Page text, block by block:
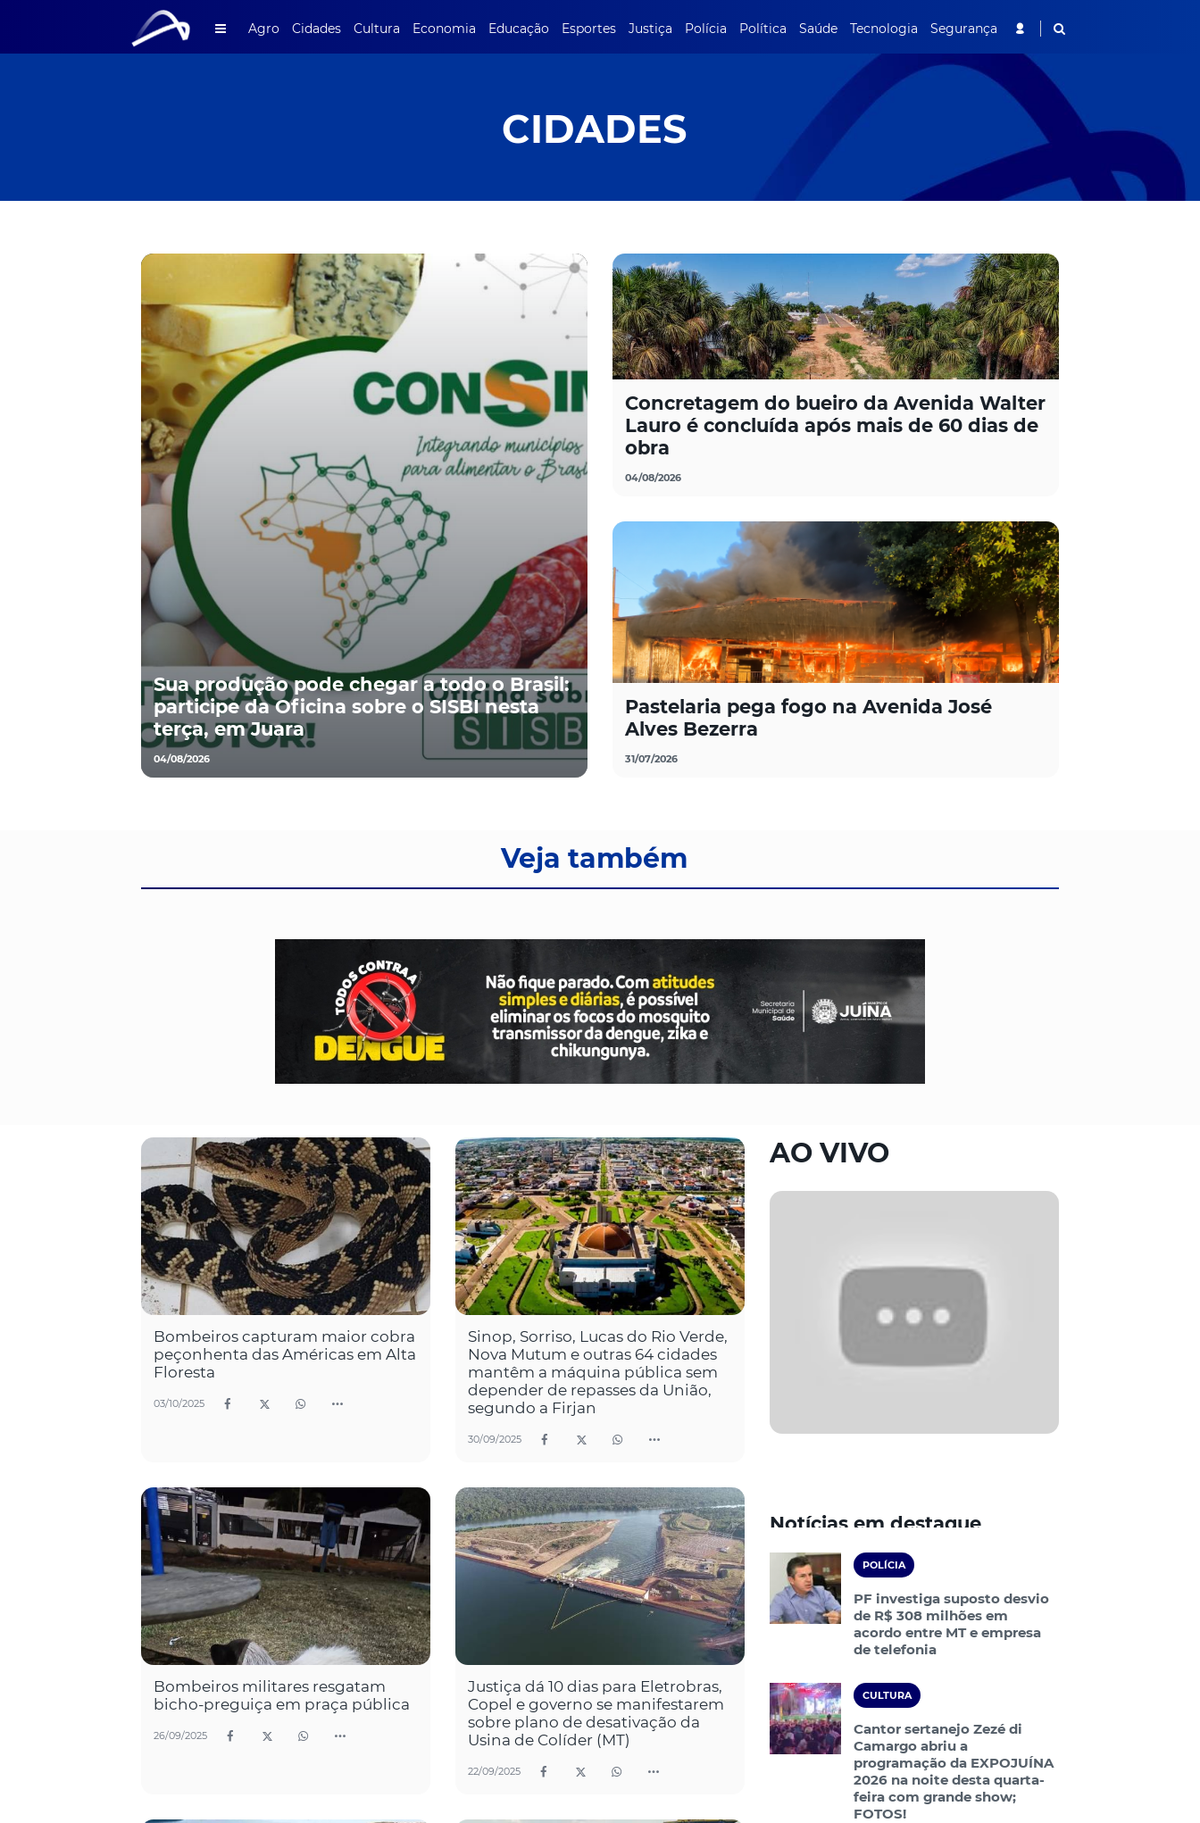
Agro Cidades Cultura Economia Educação Esportes Justiça Polícia Política Saúde Tecnologia Segurança
CIDADES
Sua produção pode chegar a todo o Brasil:
participe da Oficina sobre o SISBI nesta
terça, em Juara
04/08/2026
Concretagem do bueiro da Avenida Walter
Lauro é concluída após mais de 60 dias de
obra
04/08/2026
Pastelaria pega fogo na Avenida José
Alves Bezerra
31/07/2026
Veja também
Bombeiros capturam maior cobra
peçonhenta das Américas em Alta
Floresta
03/10/2025
Sinop, Sorriso, Lucas do Rio Verde,
Nova Mutum e outras 64 cidades
mantêm a máquina pública sem
depender de repasses da União,
segundo a Firjan
30/09/2025
Bombeiros militares resgatam
bicho-preguiça em praça pública
26/09/2025
Justiça dá 10 dias para Eletrobras,
Copel e governo se manifestarem
sobre plano de desativação da
Usina de Colíder (MT)
22/09/2025
AO VIVO
POLÍCIA
PF investiga suposto desvio
de R$ 308 milhões em
acordo entre MT e empresa
de telefonia
CULTURA
Cantor sertanejo Zezé di
Camargo abriu a
programação da EXPOJUÍNA
2026 na noite desta quarta-
feira com grande show;
FOTOS!
Notícias em destaque